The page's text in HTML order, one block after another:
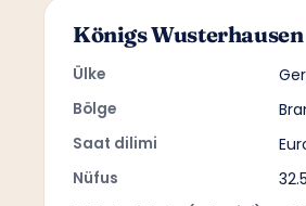
Königs Wusterhausen
Ülke
Bölge
Saat dilimi
Nüfus